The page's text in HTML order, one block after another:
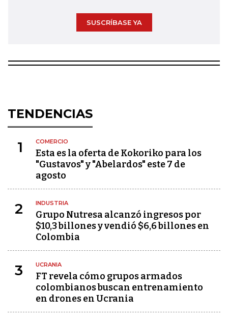
SUSCRÍBASE YA
TENDENCIAS
1 COMERCIO
Esta es la oferta de Kokoriko para los
"Gustavos" y "Abelardos" este 7 de
agosto
2 INDUSTRIA
Grupo Nutresa alcanzó ingresos por
$10,3 billones y vendió $6,6 billones en
Colombia
3 UCRANIA
FT revela cómo grupos armados
colombianos buscan entrenamiento
en drones en Ucrania